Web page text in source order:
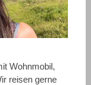
Wohnmobil,
reisen gerne